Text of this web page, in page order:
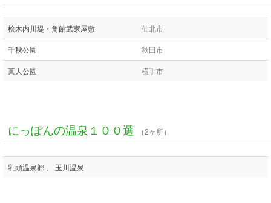
桧木内川堤・角館武家屋敷 仙北市
千秋公園 秋田市
真人公園 横手市
にっぽんの温泉１００選 （2ヶ所）
乳頭温泉郷 、 玉川温泉